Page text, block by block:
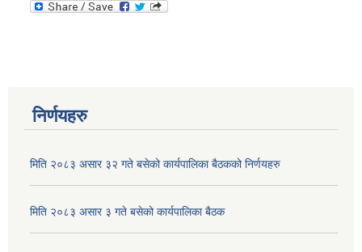
निर्णयहरु
मिति २०८३ असार ३२ गते बसेको कार्यपालिका बैठकको निर्णयहरु
मिति २०८३ असार ३ गते बसेको कार्यपालिका बैठक